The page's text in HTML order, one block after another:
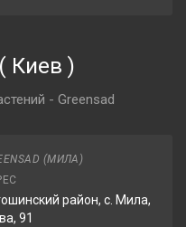
( Киев )
- Greensad
(МИЛА)
район, с. Мила,
91